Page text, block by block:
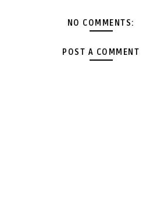
NO COMMENTS:
POST A COMMENT